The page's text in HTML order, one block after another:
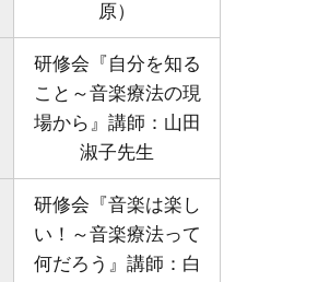
原）
研修会『自分を知る
こと～音楽療法の現
場から』講師：山田
淑子先生
研修会『音楽は楽し
い！～音楽療法って
何だろう』講師：白